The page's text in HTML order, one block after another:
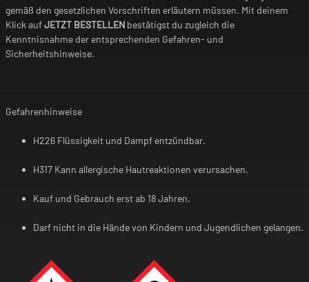
gemäß den gesetzlichen Vorschriften erläutern müssen. Mit deinem
Klick aufJETZT BESTELLEN bestätigst du zugleich die
Kenntnisnahme der entsprechenden Gefahren- und
Sicherheitshinweise.
Gefahrenhinweise
H226 Flüssigkeit und Dampf entzündbar.
H317 Kann allergische Hautreaktionen verursachen.
Kauf und Gebrauch erst ab 18 Jahren.
Darf nicht in die Hände von Kindern und Jugendlichen gelangen.